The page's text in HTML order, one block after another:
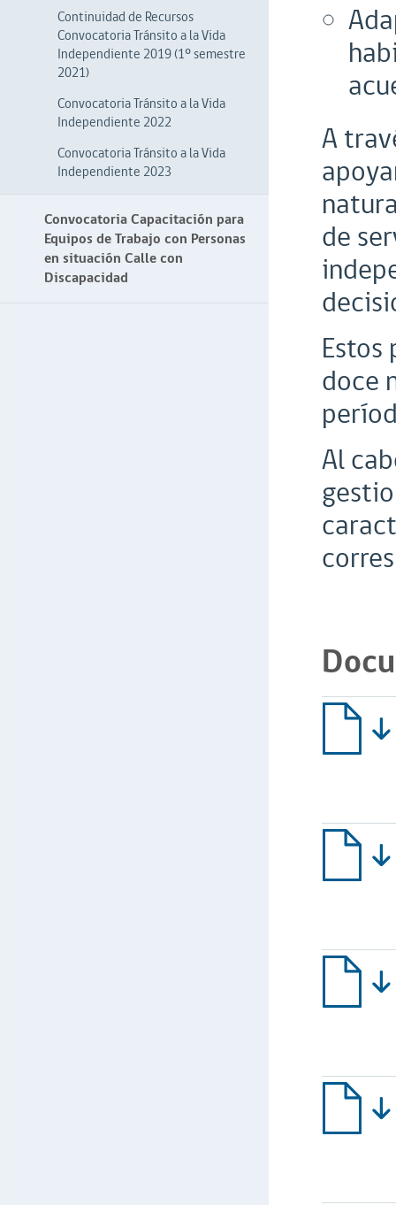
Continuidad de Recursos
Convocatoria Tránsito a la Vida
Independiente 2019 (1º semestre
2021)
Convocatoria Tránsito a la Vida
Independiente 2022
Convocatoria Tránsito a la Vida
Independiente 2023
Convocatoria Capacitación para
Equipos de Trabajo con Personas
en situación Calle con
Discapacidad
A
de
doce
Al